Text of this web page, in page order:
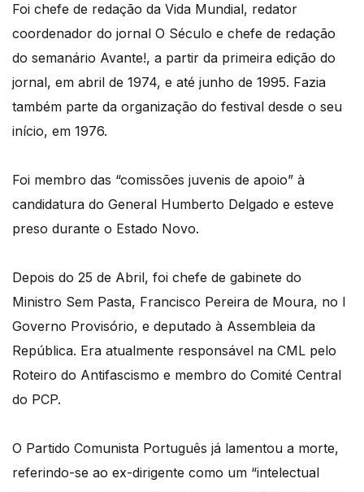
Foi chefe de redação da Vida Mundial, redator
coordenador do jornal O Século e chefe de redação
do semanário Avante!, a partir da primeira edição do
jornal, em abril de 1974, e até junho de 1995. Fazia
também parte da organização do festival desde o seu
início, em 1976.
Foi membro das “comissões juvenis de apoio” à
candidatura do General Humberto Delgado e esteve
preso durante o Estado Novo.
Depois do 25 de Abril, foi chefe de gabinete do
Ministro Sem Pasta, Francisco Pereira de Moura, no I
Governo Provisório, e deputado à Assembleia da
República. Era atualmente responsável na CML pelo
Roteiro do Antifascismo e membro do Comité Central
do PCP.
O Partido Comunista Português já lamentou a morte,
referindo-se ao ex-dirigente como um “intelectual